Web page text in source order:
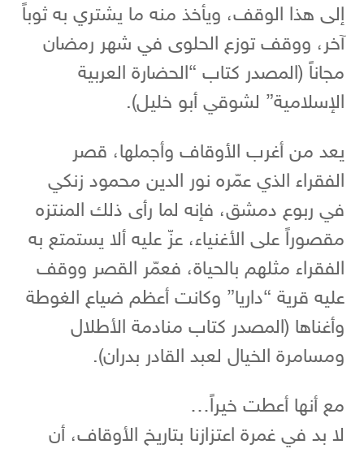
إلى هذا الوقف، ويأخذ منه ما يشتري به ثوباً
آخر، ووقف توزع الحلوى في شهر رمضان
مجاناً (المصدر كتاب “الحضارة العربية
الإسلامية” لشوقي أبو خليل).
يعد من أغرب الأوقاف وأجملها، قصر
الفقراء الذي عمّره نور الدين محمود زنكي
في ربوع دمشق، فإنه لما رأى ذلك المنتزه
مقصوراً على الأغنياء، عزّ عليه ألا يستمتع به
الفقراء مثلهم بالحياة، فعمّر القصر ووقف
عليه قرية “داريا” وكانت أعظم ضياع الغوطة
وأغناها (المصدر كتاب منادمة الأطلال
ومسامرة الخيال لعبد القادر بدران).
مع أنها أعطت خيراً…
لا بد في غمرة اعتزازنا بتاريخ الأوقاف، أن